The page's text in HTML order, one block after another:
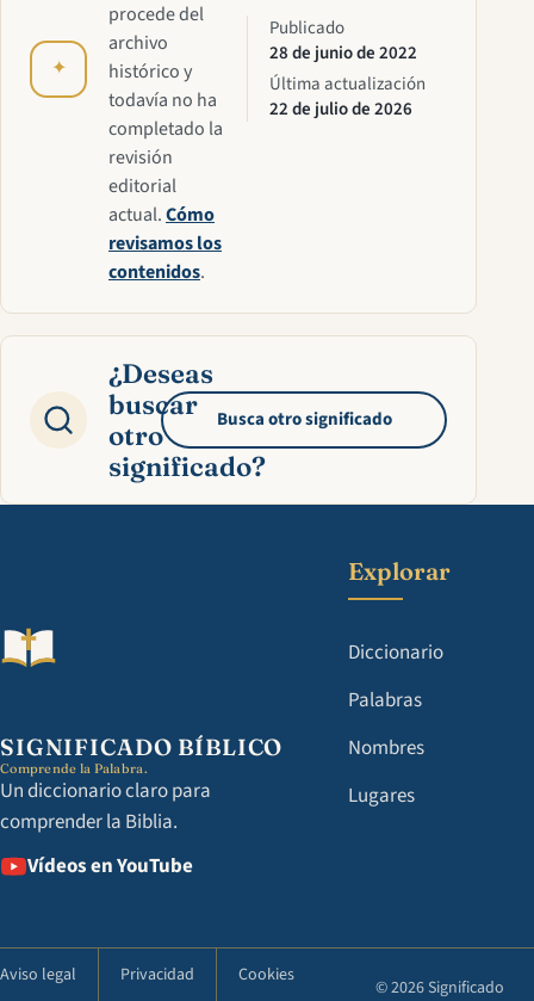
✦
procede del
archivo
histórico y
todavía no ha
completado la
revisión
editorial
actual.Cómo
revisamos los
contenidos.
Publicado
28 de junio de 2022
Última actualización
22 de julio de 2026
¿Deseas
buscar
otro
significado?
Busca otro significado
SIGNIFICADO BÍBLICO
Comprende la Palabra.
Un diccionario claro para
comprender la Biblia.
Vídeos en YouTube
Explorar
Diccionario
Palabras
Nombres
Lugares
Aviso legal Privacidad Cookies
© 2026 Significado